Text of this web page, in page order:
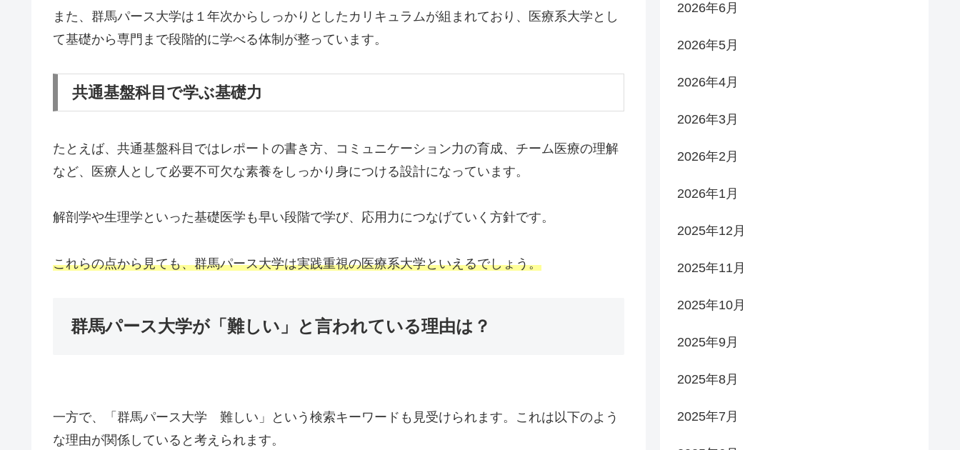
また、群馬パース大学は１年次からしっかりとしたカリキュラムが組まれており、医療系大学とし
て基礎から専門まで段階的に学べる体制が整っています。
共通基盤科目で学ぶ基礎力
たとえば、共通基盤科目ではレポートの書き方、コミュニケーション力の育成、チーム医療の理解
など、医療人として必要不可欠な素養をしっかり身につける設計になっています。
解剖学や生理学といった基礎医学も早い段階で学び、応用力につなげていく方針です。
これらの点から見ても、群馬パース大学は実践重視の医療系大学といえるでしょう。
群馬パース大学が「難しい」と言われている理由は？
一方で、「群馬パース大学 難しい」という検索キーワードも見受けられます。これは以下のよう
な理由が関係していると考えられます。
2026年6月
2026年5月
2026年4月
2026年3月
2026年2月
2026年1月
2025年12月
2025年11月
2025年10月
2025年9月
2025年8月
2025年7月